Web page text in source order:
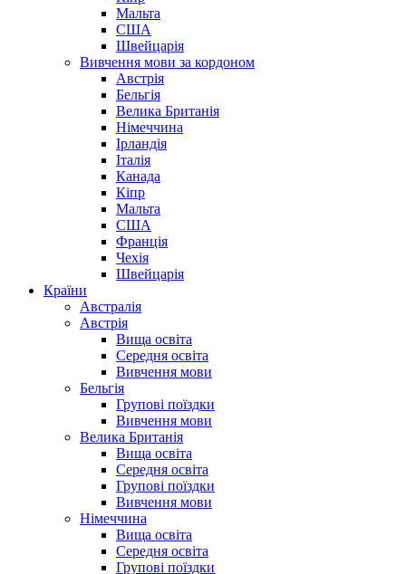
Мальта
США
Швейцарія
Вивчення мови за кордоном
Австрія
Бельгія
Велика Британія
Німеччина
Ірландія
Італія
Канада
Кіпр
Мальта
США
Франція
Чехія
Швейцарія
Країни
Австралія
Австрія
Вища освіта
Середня освіта
Вивчення мови
Бельгія
Групові поїздки
Вивчення мови
Велика Британія
Вища освіта
Середня освіта
Групові поїздки
Вивчення мови
Німеччина
Вища освіта
Середня освіта
Групові поїздки